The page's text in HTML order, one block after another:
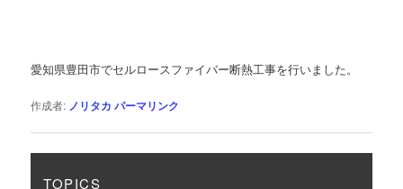
ゲ
シ
愛知県豊田市でセルロースファイバー断熱工事を行いました。
作成者: ノリタカ パーマリンク
TOPICS